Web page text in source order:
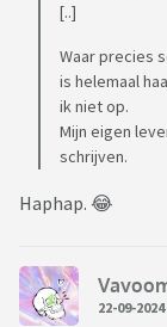
[..]
Waar precies
is helemaal
ik niet op.
Mijn eigen
schrijven.
Haphap. 😂
22-09-2024